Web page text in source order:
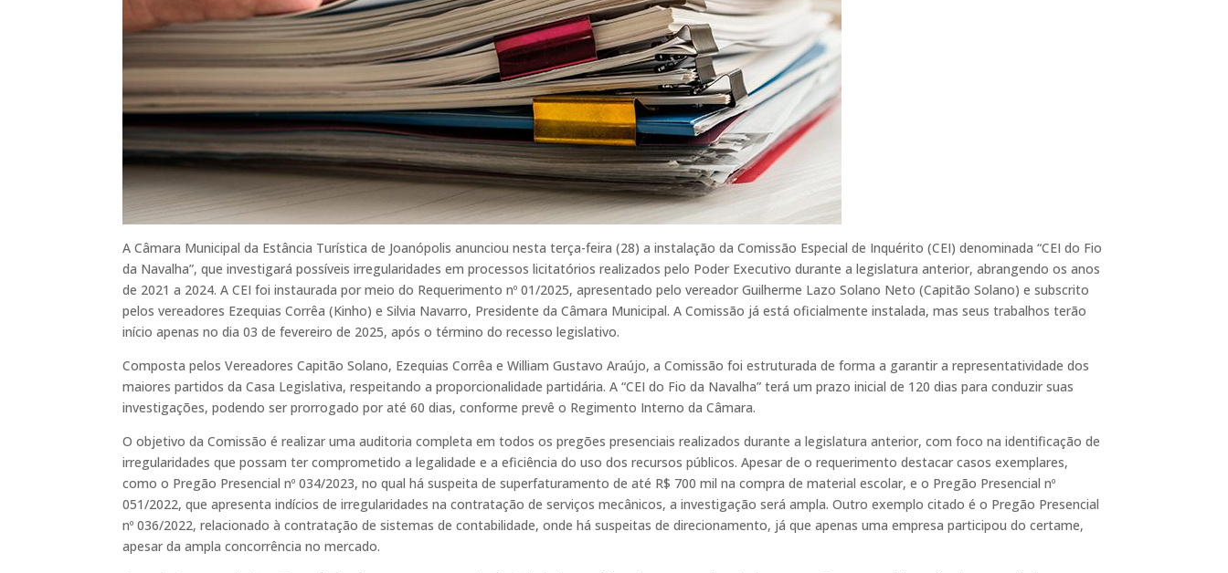
A Câmara Municipal da Estância Turística de Joanópolis anunciou nesta terça-feira (28) a instalação da Comissão Especial de Inquérito (CEI) denominada “CEI do Fio
da Navalha”, que investigará possíveis irregularidades em processos licitatórios realizados pelo Poder Executivo durante a legislatura anterior, abrangendo os anos
de 2021 a 2024. A CEI foi instaurada por meio do Requerimento nº 01/2025, apresentado pelo vereador Guilherme Lazo Solano Neto (Capitão Solano) e subscrito
pelos vereadores Ezequias Corrêa (Kinho) e Silvia Navarro, Presidente da Câmara Municipal. A Comissão já está oficialmente instalada, mas seus trabalhos terão
início apenas no dia 03 de fevereiro de 2025, após o término do recesso legislativo.
Composta pelos Vereadores Capitão Solano, Ezequias Corrêa e William Gustavo Araújo, a Comissão foi estruturada de forma a garantir a representatividade dos
maiores partidos da Casa Legislativa, respeitando a proporcionalidade partidária. A “CEI do Fio da Navalha” terá um prazo inicial de 120 dias para conduzir suas
investigações, podendo ser prorrogado por até 60 dias, conforme prevê o Regimento Interno da Câmara.
O objetivo da Comissão é realizar uma auditoria completa em todos os pregões presenciais realizados durante a legislatura anterior, com foco na identificação de
irregularidades que possam ter comprometido a legalidade e a eficiência do uso dos recursos públicos. Apesar de o requerimento destacar casos exemplares,
como o Pregão Presencial nº 034/2023, no qual há suspeita de superfaturamento de até R$ 700 mil na compra de material escolar, e o Pregão Presencial nº
051/2022, que apresenta indícios de irregularidades na contratação de serviços mecânicos, a investigação será ampla. Outro exemplo citado é o Pregão Presencial
nº 036/2022, relacionado à contratação de sistemas de contabilidade, onde há suspeitas de direcionamento, já que apenas uma empresa participou do certame,
apesar da ampla concorrência no mercado.